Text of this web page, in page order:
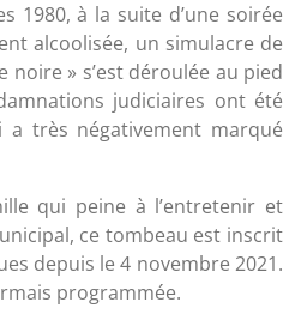
1980, à la suite d’une soirée
alcoolisée, un simulacre de
noire » s’est déroulée au pied
judiciaires ont été
a très négativement marqué
qui peine à l’entretenir et
ce tombeau est inscrit
depuis le 4 novembre 2021.
programmée.